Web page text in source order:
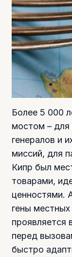
Более 5 000
мостом – для
генералов и
миссий, для
Кипр был
товарами,
ценностями.
гены
проявляется
перед
быстро